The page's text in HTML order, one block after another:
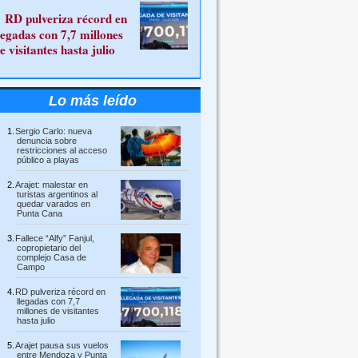
RD pulveriza récord en
con 7,7 millones
visitantes hasta julio
Lo más leído
Sergio Carlo: nueva
denuncia sobre
restricciones al acceso
público a playas
Arajet: malestar en
turistas argentinos al
quedar varados en
Punta Cana
Fallece “Alfy” Fanjul,
copropietario del
complejo Casa de
Campo
RD pulveriza récord en
llegadas con 7,7
millones de visitantes
hasta julio
Arajet pausa sus vuelos
entre Mendoza y Punta